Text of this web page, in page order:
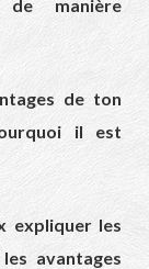
manière
de ton
il est
expliquer les
avantages